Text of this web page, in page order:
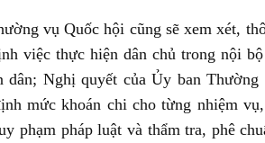
vụ Quốc hội cũng sẽ xem xét,
việc thực hiện dân chủ trong nội
dân; Nghị quyết của Ủy ban
mức khoán chi cho từng nhiệm
phạm pháp luật và thẩm tra, phê